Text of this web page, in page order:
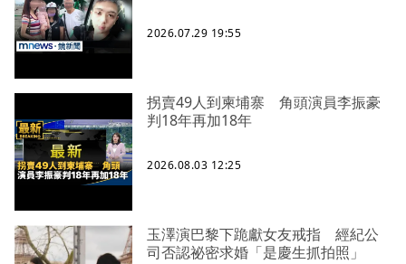
2026.07.29 19:55
拐賣49人到柬埔寨 角頭演員李振豪
判18年再加18年
2026.08.03 12:25
玉澤演巴黎下跪獻女友戒指 經紀公
司否認祕密求婚「是慶生抓拍照」